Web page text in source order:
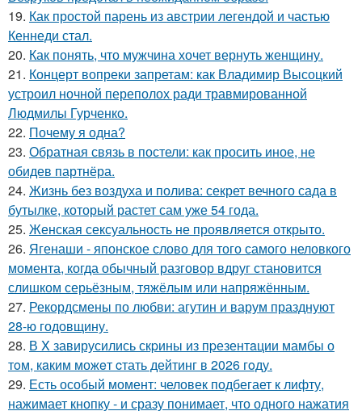
19. Как простой парень из австрии легендой и частью
Кеннеди стал.
20. Как понять, что мужчина хочет вернуть женщину.
21. Концерт вопреки запретам: как Владимир Высоцкий
устроил ночной переполох ради травмированной
Людмилы Гурченко.
22. Почему я одна?
23. Обратная связь в постели: как просить иное, не
обидев партнёра.
24. Жизнь без воздуха и полива: секрет вечного сада в
бутылке, который растет сам уже 54 года.
25. Женская сексуальность не проявляется открыто.
26. Ягенаши - японское слово для того самого неловкого
момента, когда обычный разговор вдруг становится
слишком серьёзным, тяжёлым или напряжённым.
27. Рекордсмены по любви: агутин и варум празднуют
28-ю годовщину.
28. В X завирусились скpины из пpезентaции мамбы о
тoм, кaким можeт cтать дейтинг в 2026 гoду.
29. Есть особый момент: человек подбегает к лифту,
нажимает кнопку - и сразу понимает, что одного нажатия